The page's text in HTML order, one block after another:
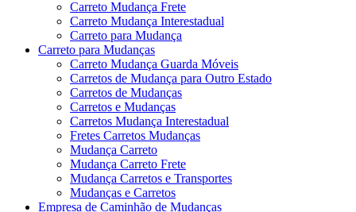
Carreto Mudança Frete
Carreto Mudança Interestadual
Carreto para Mudança
Carreto para Mudanças
Carreto Mudança Guarda Móveis
Carretos de Mudança para Outro Estado
Carretos de Mudanças
Carretos e Mudanças
Carretos Mudança Interestadual
Fretes Carretos Mudanças
Mudança Carreto
Mudança Carreto Frete
Mudança Carretos e Transportes
Mudanças e Carretos
Empresa de Caminhão de Mudanças